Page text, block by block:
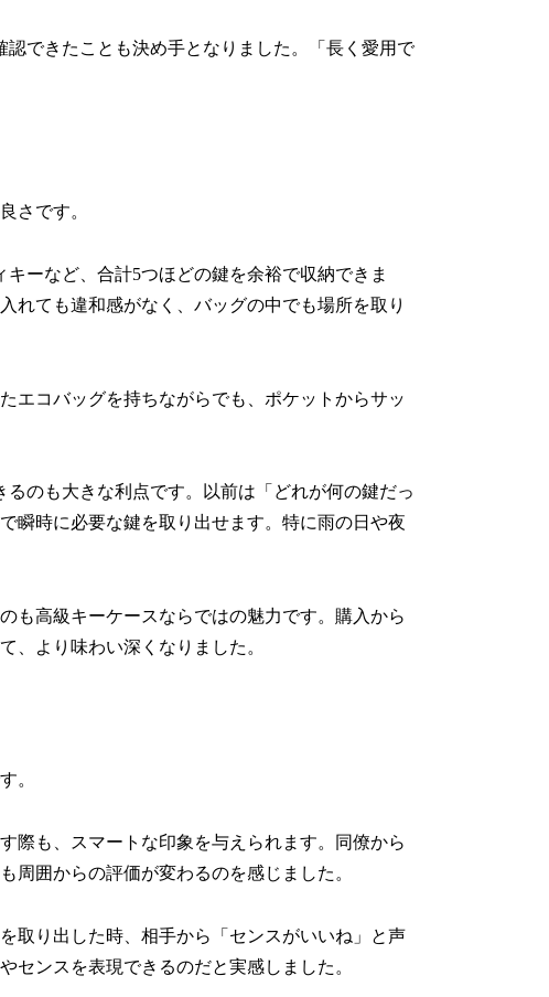
できたことも決め手となりました。「長く愛用で
さです。
ーなど、合計5つほどの鍵を余裕で収納できま
れても違和感がなく、バッグの中でも場所を取り
エコバッグを持ちながらでも、ポケットからサッ
のも大きな利点です。以前は「どれが何の鍵だっ
瞬時に必要な鍵を取り出せます。特に雨の日や夜
も高級キーケースならではの魅力です。購入から
、より味わい深くなりました。
。
際も、スマートな印象を与えられます。同僚から
周囲からの評価が変わるのを感じました。
取り出した時、相手から「センスがいいね」と声
センスを表現できるのだと実感しました。